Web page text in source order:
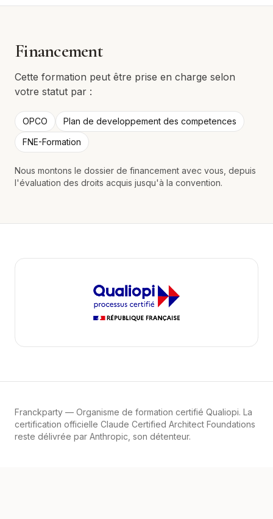
Financement
Cette formation peut être prise en charge selon
votre statut par :
OPCO
Plan de developpement des competences
FNE-Formation
Nous montons le dossier de financement avec vous, depuis
l'évaluation des droits acquis jusqu'à la convention.
Franckparty — Organisme de formation certifié Qualiopi. La
certification officielle Claude Certified Architect Foundations
reste délivrée par Anthropic, son détenteur.